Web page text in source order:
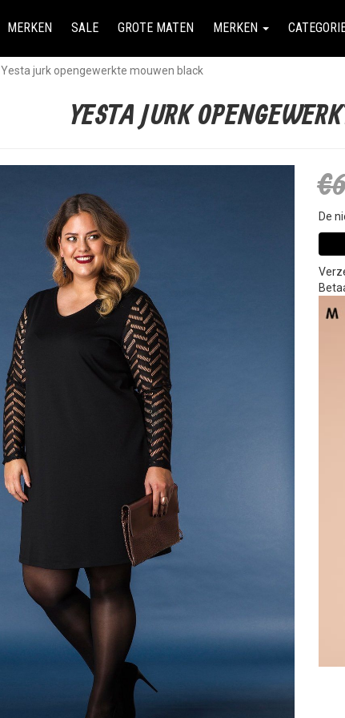
MERKEN SALE GROTE MATEN MERKEN
Yesta jurk opengewerkte mouwen black
YESTA JURK
De